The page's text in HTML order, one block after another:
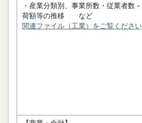
・産業分類別、事業所数・従業者数
荷額等の推移 など
関連ファイル（工業）をご覧ください